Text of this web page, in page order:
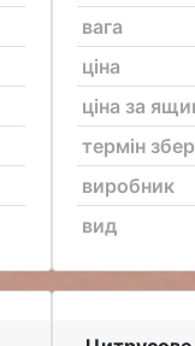
вага
ціна
ціна за
термін
виробник
вид